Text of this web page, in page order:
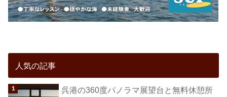
人気の記事
呉港の360度パノラマ展望台と無料休憩所